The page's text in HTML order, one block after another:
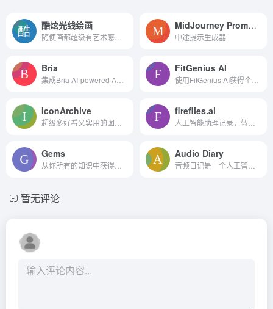
酷炫光线绘画 MidJourney Prompts Journey
中途提示生成器
Bria FitGenius AI
IconArchive fireflies.ai
Gems Audio Diary
暂无评论